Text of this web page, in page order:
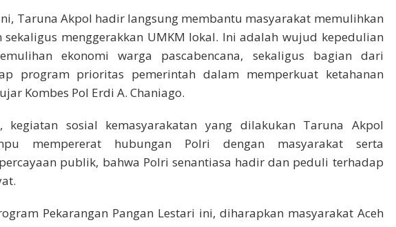
Taruna Akpol hadir langsung membantu masyarakat memulihkan
sekaligus menggerakkan UMKM lokal. Ini adalah wujud kepedulian
ekonomi warga pascabencana, sekaligus bagian dari
program prioritas pemerintah dalam memperkuat ketahanan
Kombes Pol Erdi A. Chaniago.
kegiatan sosial kemasyarakatan yang dilakukan Taruna Akpol
mempererat hubungan Polri dengan masyarakat serta
publik, bahwa Polri senantiasa hadir dan peduli terhadap
Pekarangan Pangan Lestari ini, diharapkan masyarakat Aceh